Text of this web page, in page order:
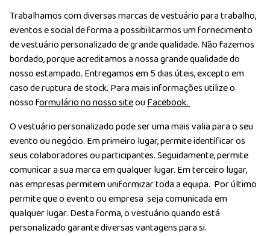
Trabalhamos com diversas marcas de vestuário para trabalho,
eventos e social de forma a possibilitarmos um fornecimento
de vestuário personalizado de grande qualidade. Não fazemos
bordado, porque acreditamos a nossa grande qualidade do
nosso estampado. Entregamos em 5 dias úteis, excepto em
caso de ruptura de stock. Para mais informações utilize o
nosso formulário no nosso siteouFacebook.
O vestuário personalizado pode ser uma mais valia para o seu
evento ou negócio. Em primeiro lugar, permite identificar os
seus colaboradores ou participantes. Seguidamente, permite
comunicar a sua marca em qualquer lugar. Em terceiro lugar,
nas empresas permitem uniformizar toda a equipa. Por último
permite que o evento ou empresa seja comunicada em
qualquer lugar. Desta forma, o vestuário quando está
personalizado garante diversas vantagens para si.